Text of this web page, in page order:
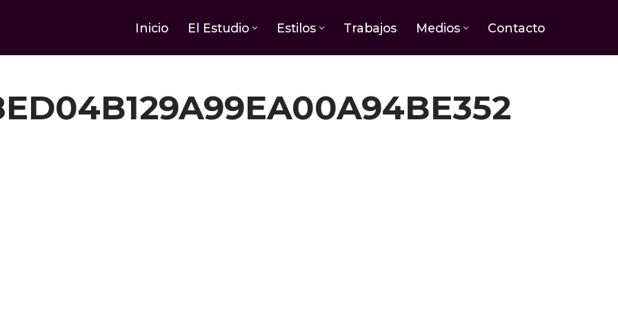
Inicio El Estudio Estilos Trabajos Medios Contacto